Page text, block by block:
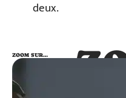
deux.
ZOOM SUR…